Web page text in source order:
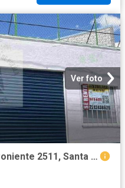
Ver foto
Casa en renta Diagonal 19 Poniente 2511, Santa Cruz Los Ángeles, Puebla De Zaragoza, Puebla, México